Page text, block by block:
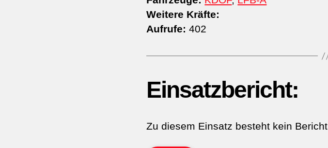
Weitere Kräfte:
Aufrufe: 402
Einsatzbericht:
Zu diesem Einsatz besteht kein Bericht